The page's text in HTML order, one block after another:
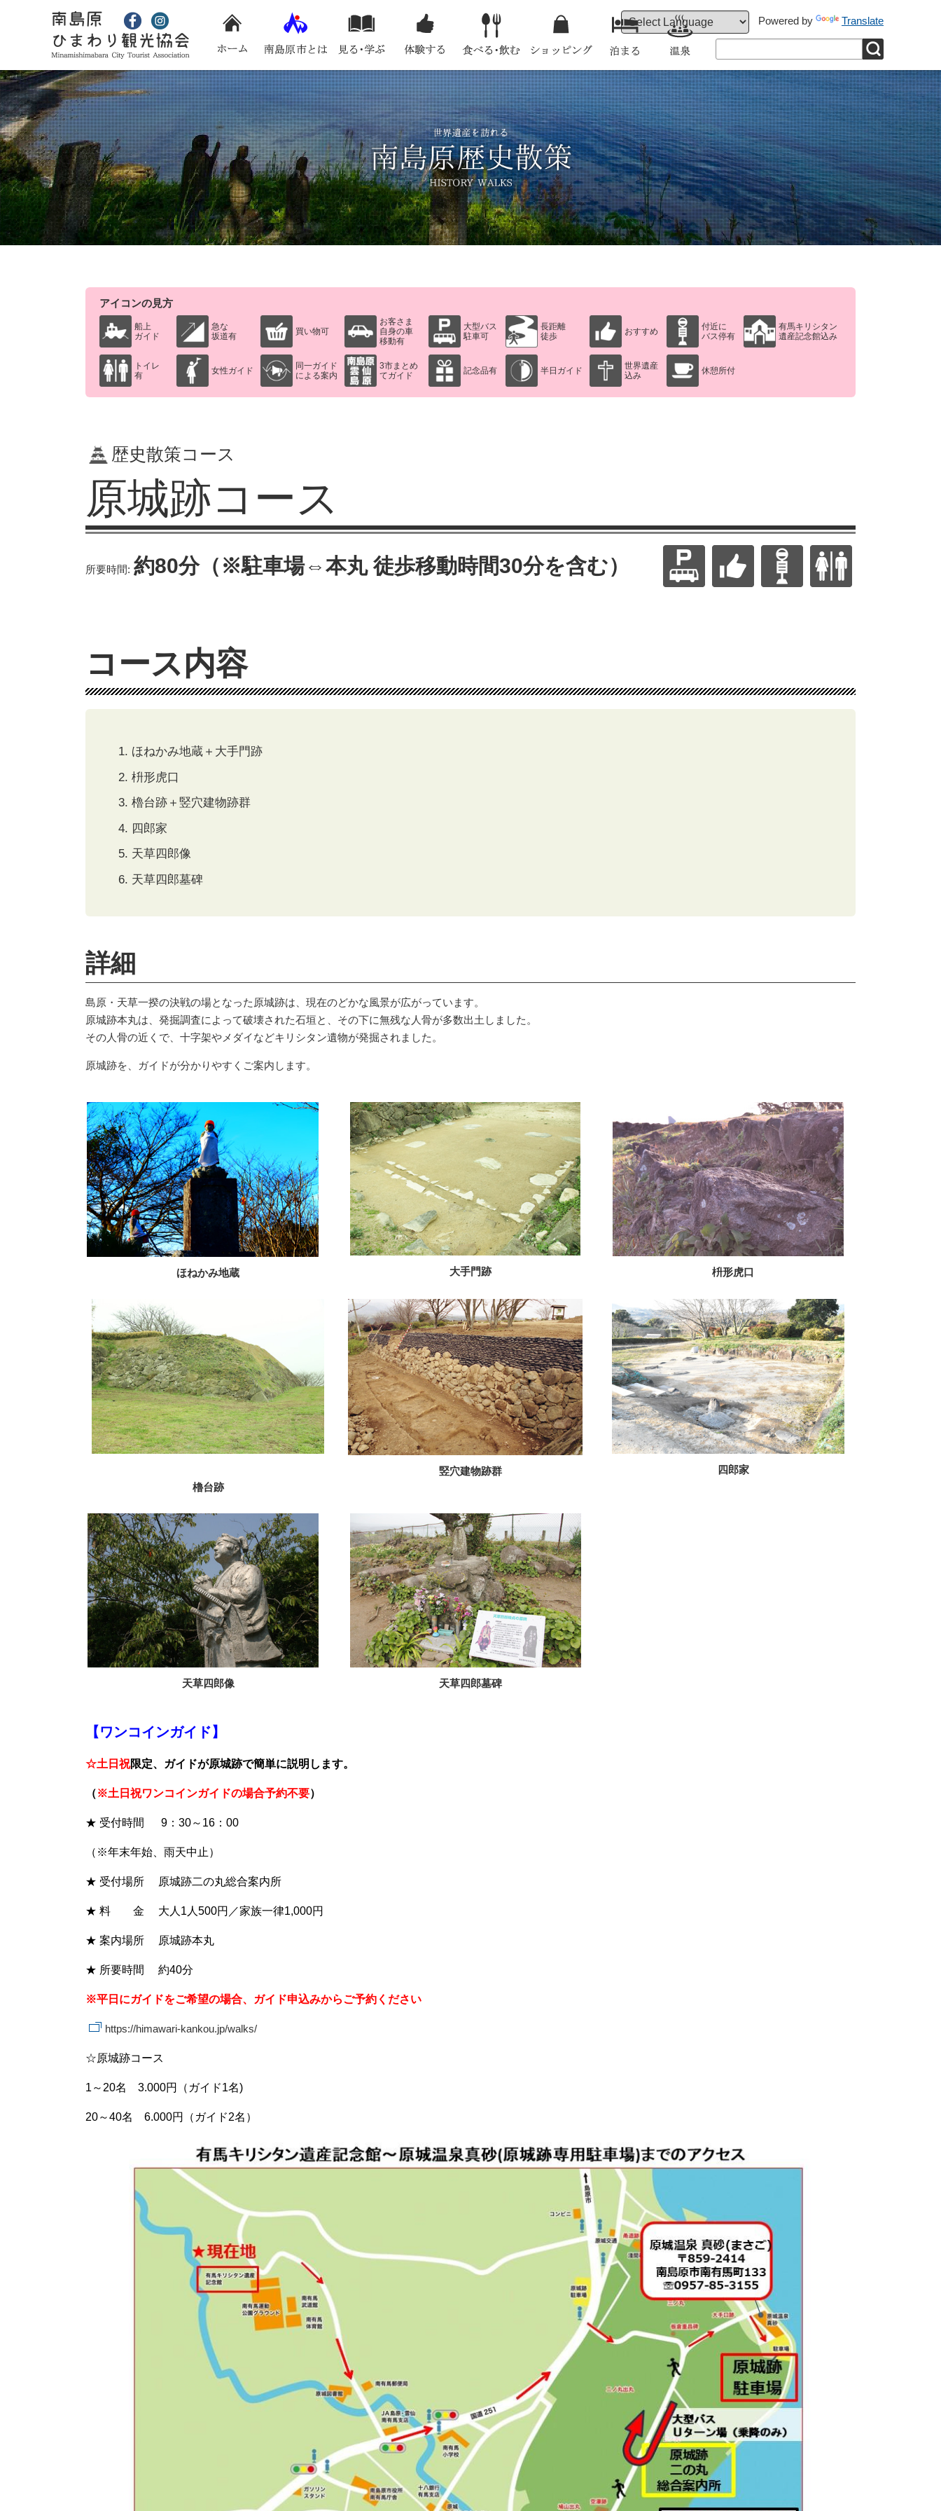
Powered by Translate
歴史散策コース
原城跡コース
所要時間: 約80分（※駐車場⇔本丸 徒歩移動時間30分を含む）
コース内容
ほねかみ地蔵＋大手門跡
枡形虎口
櫓台跡＋竪穴建物跡群
四郎家
天草四郎像
天草四郎墓碑
詳細
島原・天草一揆の決戦の場となった原城跡は、現在のどかな風景が広がっています。
原城跡本丸は、発掘調査によって破壊された石垣と、その下に無残な人骨が多数出土しました。
その人骨の近くで、十字架やメダイなどキリシタン遺物が発掘されました。
原城跡を、ガイドが分かりやすくご案内します。
ほねかみ地蔵 大手門跡 枡形虎口
櫓台跡
竪穴建物跡群 四郎家
天草四郎像 天草四郎墓碑
【ワンコインガイド】
☆土日祝限定、ガイドが原城跡で簡単に説明します。
（※土日祝ワンコインガイドの場合予約不要）
★ 受付時間 9：30～16：00
（※年末年始、雨天中止）
★ 受付場所 原城跡二の丸総合案内所
★ 料 金 大人 1人500円／家族一律1,000円
★ 案内場所 原城跡本丸
★ 所要時間 約40分
※平日にガイドをご希望の場合、ガイド申込みからご予約ください
https://himawari-kankou.jp/walks/
☆原城跡コース
1～20名 3.000円（ガイド1名)
20～40名 6.000円（ガイド2名）
アイコンの見方
船上
ガイド
急な
坂道有
買い物可
お客さま
自身の車
移動有
大型バス
駐車可
長距離
徒歩
おすすめ
付近に
バス停有
有馬キリシタン
遺産記念館込み
トイレ
有
女性ガイド
同一ガイド
による案内
3市まとめ
てガイド
記念品有 半日ガイド
世界遺産
込み
休憩所付